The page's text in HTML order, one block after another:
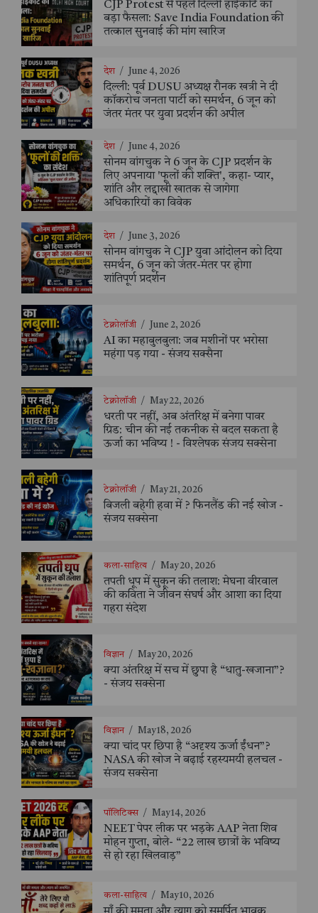
CJP Protest से पहले दिल्ली हाईकोर्ट का
बड़ा फैसला: Save India Foundation की
तत्काल सुनवाई की मांग खारिज
देश / June 4, 2026
दिल्ली: पूर्व DUSU अध्यक्ष रौनक खत्री ने दी
कॉकरोच जनता पार्टी को समर्थन, 6 जून को
जंतर मंतर पर युवा प्रदर्शन की अपील
देश / June 4, 2026
सोनम वांगचुक ने 6 जून के CJP प्रदर्शन के
लिए अपनाया 'फूलों की शक्ति', कहा- प्यार,
शांति और लद्दाखी खातक से जागेगा
अधिकारियों का विवेक
देश / June 3, 2026
सोनम वांगचुक ने CJP युवा आंदोलन को दिया
समर्थन, 6 जून को जंतर-मंतर पर होगा
शांतिपूर्ण प्रदर्शन
टेक्नोलॉजी / June 2, 2026
AI का महाबुलबुला: जब मशीनों पर भरोसा
महंगा पड़ गया - संजय सक्सैना
टेक्नोलॉजी / May 22, 2026
धरती पर नहीं, अब अंतरिक्ष में बनेगा पावर
ग्रिड: चीन की नई तकनीक से बदल सकता है
ऊर्जा का भविष्य ! - विश्लेषक संजय सक्सेना
टेक्नोलॉजी / May 21, 2026
बिजली बहेगी हवा में ? फिनलैंड की नई खोज -
संजय सक्सेना
कला-साहित्य / May 20, 2026
तपती धूप में सुकून की तलाश: मेघना वीरवाल
की कविता ने जीवन संघर्ष और आशा का दिया
गहरा संदेश
विज्ञान / May 20, 2026
क्या अंतरिक्ष में सच में छुपा है “धातु-खजाना”?
- संजय सक्सेना
विज्ञान / May 18, 2026
क्या चांद पर छिपा है “अदृश्य ऊर्जा ईंधन”?
NASA की खोज ने बढ़ाई रहस्यमयी हलचल -
संजय सक्सेना
पॉलिटिक्स / May 14, 2026
NEET पेपर लीक पर भड़के AAP नेता शिव
मोहन गुप्ता, बोले- “22 लाख छात्रों के भविष्य
से हो रहा खिलवाड़”
कला-साहित्य / May 10, 2026